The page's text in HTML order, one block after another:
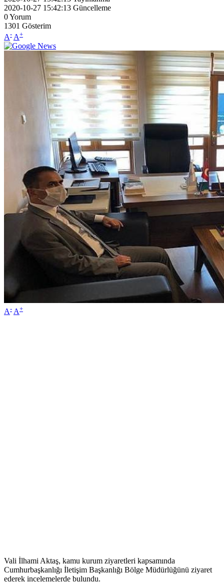
2020-10-27 15:42:13 Güncelleme
0Yorum
1301 Gösterim
A- A+
A- A+
Vali İlhami Aktaş, kamu kurum ziyaretleri kapsamında
Cumhurbaşkanlığı İletişim Başkanlığı Bölge Müdürlüğünü ziyaret
ederek incelemelerde bulundu.